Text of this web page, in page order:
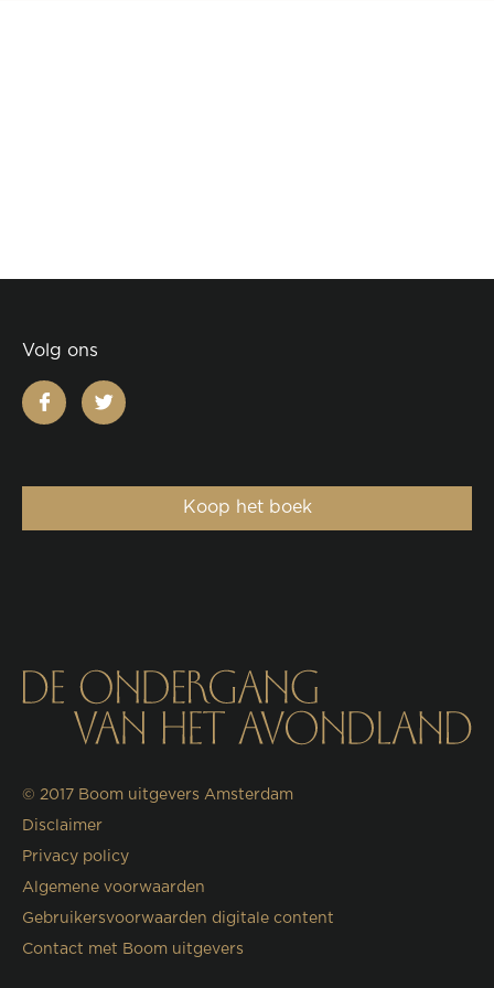
Volg ons
facebooktwitter
Koop het boek
© 2017 Boom uitgevers Amsterdam
Disclaimer
Privacy policy
Algemene voorwaarden
Gebruikersvoorwaarden digitale content
Contact met Boom uitgevers